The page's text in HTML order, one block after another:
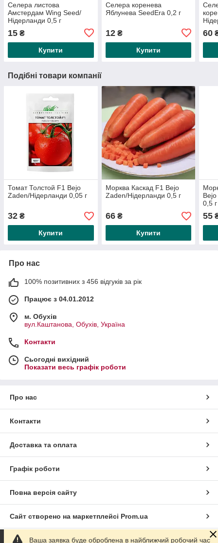
Селера листова
Амстердам Wing Seed/
Нідерланди 0,5 г
15 ₴
Купити
Селера коренева
Яблунева SeedEra 0,2 г
12₴
Купити
60
Подібні товари компанії
Томат Толстой F1 Bejo
Zaden/Нідерланди 0,05 г
32 ₴
Купити
Морква Каскад F1 Bejo
Zaden/Нідерланди 0,5 г
66₴
Купити
0,5 г
55
Про нас
100% позитивних з 456 відгуків за рік
Працює з 04.01.2012
м. Обухів
вул.Каштанова, Обухів, Україна
Контакти
Сьогодні вихідний
Показати весь графік роботи
Про нас
Контакти
Доставка та оплата
Графік роботи
Повна версія сайту
Сайт створено на маркетплейсі Prom.ua
Політика конфіденційності
Ваша заявка буде оброблена в найближчий робочий час